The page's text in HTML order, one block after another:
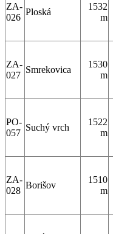
ZA-
026
Ploská
1532
m
ZA-
027
Smrekovica
1530
m
PO-
057
Suchý vrch
1522
m
ZA-
028
Borišov
1510
m